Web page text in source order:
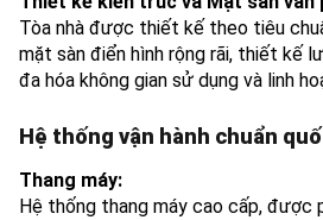
Tòa nhà được thiết kế theo tiêu
mặt sàn điển hình rộng rãi, thiết kế
đa hóa không gian sử dụng và linh
Hệ thống vận hành chuẩn
Thang máy:
Hệ thống thang máy cao cấp, được